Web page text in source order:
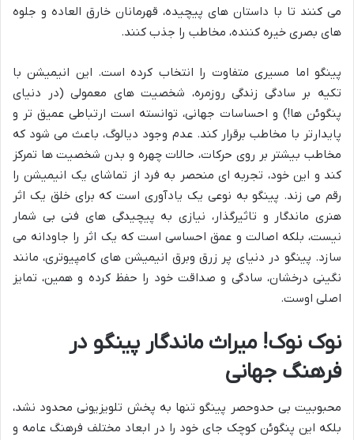
می کنند تا با داستان های پیچیده، قهرمانان خارق العاده و جلوه
های بصری خیره کننده، مخاطب را جذب کنند.
پینگو اما مسیری متفاوت را انتخاب کرده است. این انیمیشن با
تکیه بر سادگی زندگی روزمره، شخصیت های معمولی (در دنیای
پنگوئن ها!) و احساسات جهانی، توانسته است ارتباطی عمیق تر و
پایدارتر با مخاطب برقرار کند. عدم وجود دیالوگ، باعث می شود که
مخاطب بیشتر بر روی حرکات، حالات چهره و بدن شخصیت ها تمرکز
کند و این خود، تجربه ای منحصر به فرد از تماشای یک انیمیشن را
رقم می زند. پینگو به نوعی یک یادآوری است که برای خلق یک اثر
هنری ماندگار و تاثیرگذار، نیازی به پیچیدگی های فنی بی شمار
نیست، بلکه اصالت و عمق احساسی است که یک اثر را جاودانه می
سازد. پینگو در دنیای پر زرق وبرق انیمیشن های کامپیوتری، مانند
نگینی درخشان، سادگی و صداقت خود را حفظ کرده و همین، تمایز
اصلی اوست.
نوک نوک! میراث ماندگار پینگو در
فرهنگ جهانی
محبوبیت بی حدوحصر پینگو تنها به پخش تلویزیونی محدود نشد،
بلکه این پنگوئن کوچک جای خود را در ابعاد مختلف فرهنگ عامه و